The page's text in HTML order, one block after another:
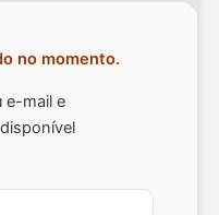
no momento.
e-mail e